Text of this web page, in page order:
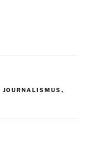
JOURNALISMUS ,